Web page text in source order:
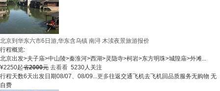
北京到华东六市6日游,华东含乌镇 南浔 木渎夜景旅游报价
行程概览:
北京出发>夫子庙>中山陵>秦淮河>西湖>灵隐寺>柯岩>东方明珠>城隍庙>外滩...
¥2250起省2000元 去看看 5230人关注
行程天数6天出发日期08/07、08/09...更多往返交通飞机去飞机回品质服务无购物 无
自费